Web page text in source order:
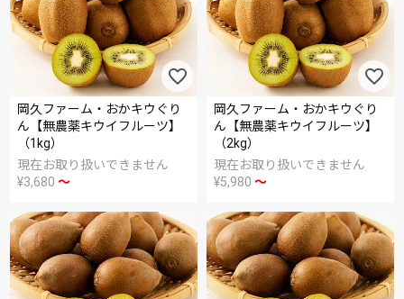
岡久ファーム・おかキウぐり
ん【無農薬キウイフルーツ】
（1kg）
現在お取り扱いできません
¥3,680 〜
岡久ファーム・おかキウぐり
ん【無農薬キウイフルーツ】
（2kg）
現在お取り扱いできません
¥5,980 〜